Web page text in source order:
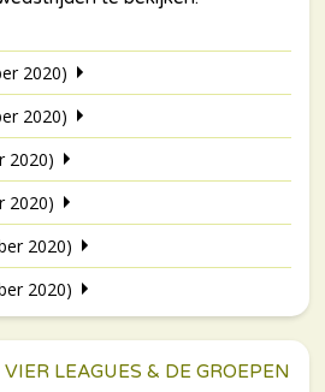
2020)
2020)
2020)
2020)
2020)
2020)
LEAGUES & DE GROEPEN